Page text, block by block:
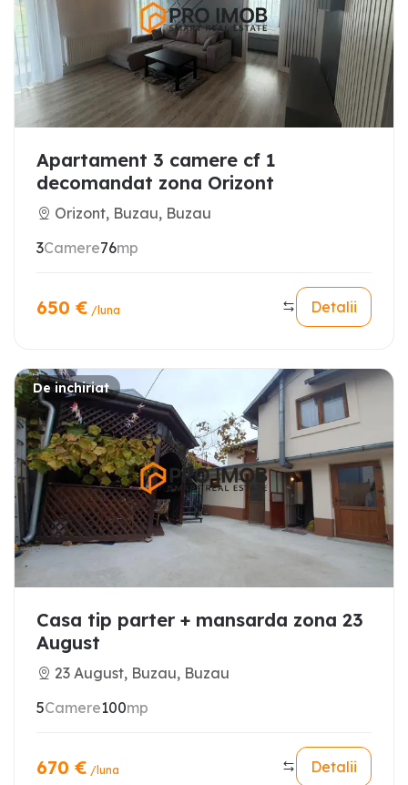
Apartament 3 camere cf 1
decomandat zona Orizont
Orizont, Buzau, Buzau
3Camere76mp
650 € /luna Detalii
De inchiriat
Casa tip parter + mansarda zona 23
August
23 August, Buzau, Buzau
5Camere100mp
670 € /luna Detalii